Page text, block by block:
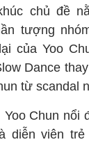
chủ đề
tượng
của Yoo
Dance
từ scandal
Chun nổi
diễn viên trẻ